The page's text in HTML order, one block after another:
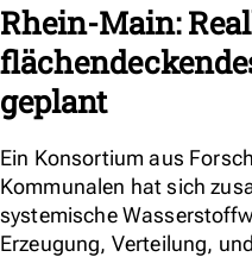
Rhein-Main:
geplant
Ein Konsortium aus
Kommunalen hat sich
systemische
Erzeugung, Verteilung,